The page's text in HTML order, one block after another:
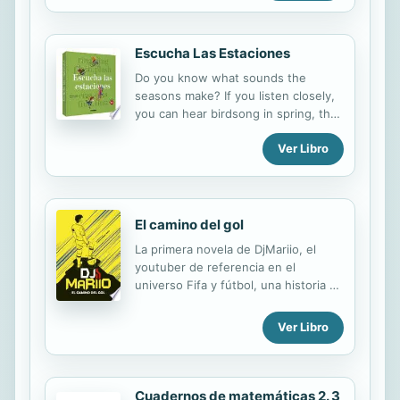
nonfiction title! With informational
maps, readers will be engaged from
Escucha Las Estaciones
Do you know what sounds the
seasons make? If you listen closely,
you can hear birdsong in spring, the
crash of sea waves in summer,
autumn storms, and footsteps
through the snow in winter.
Ver Libro
El camino del gol
La primera novela de DjMariio, el
youtuber de referencia en el
universo Fifa y fútbol, una historia de
gran protagonista. Feli es de
Móstoles y nunca le ha interesado el
deporte. Todo cambia cuando, por
casualidad, empieza como portero en
el equipo de su escuela. Su afición
Ver Libro
Cuadernos de matemáticas 2. 3